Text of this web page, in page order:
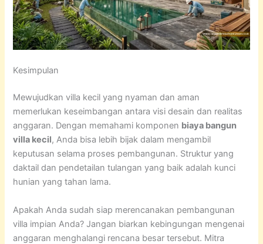
Kesimpulan
Mewujudkan villa kecil yang nyaman dan aman
memerlukan keseimbangan antara visi desain dan realitas
anggaran. Dengan memahami komponen biaya bangun
villa kecil, Anda bisa lebih bijak dalam mengambil
keputusan selama proses pembangunan. Struktur yang
daktail dan pendetailan tulangan yang baik adalah kunci
hunian yang tahan lama.
Apakah Anda sudah siap merencanakan pembangunan
villa impian Anda? Jangan biarkan kebingungan mengenai
anggaran menghalangi rencana besar tersebut. Mitra